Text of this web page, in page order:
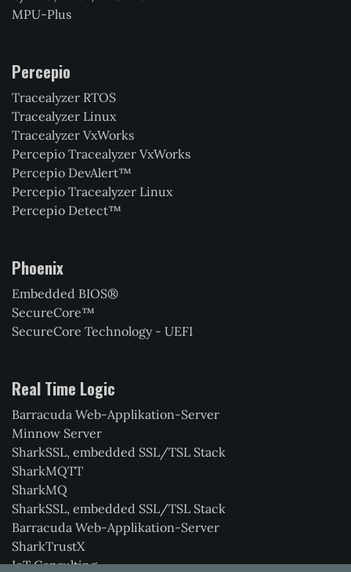
MPU-Plus
Percepio
Tracealyzer RTOS
Tracealyzer Linux
Tracealyzer VxWorks
Percepio Tracealyzer VxWorks
Percepio DevAlert™
Percepio Tracealyzer Linux
Percepio Detect™
Phoenix
Embedded BIOS®
SecureCore™
SecureCore Technology - UEFI
Real Time Logic
Barracuda Web-Applikation-Server
Minnow Server
SharkSSL, embedded SSL/TSL Stack
SharkMQTT
SharkMQ
SharkSSL, embedded SSL/TSL Stack
Barracuda Web-Applikation-Server
SharkTrustX
IoT Consulting